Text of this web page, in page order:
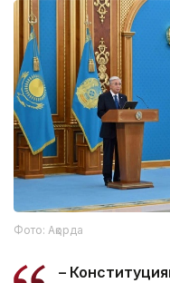
Фото: Ақорда
–